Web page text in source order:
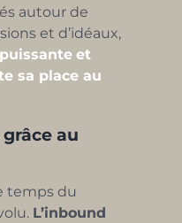
autour de
et d’idéaux,
et
sa place au
au
temps du
L’inbound